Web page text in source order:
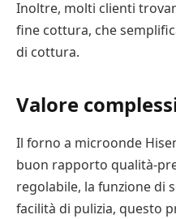
Inoltre, molti clienti
fine cottura, che
di cottura.
Valore
Il forno a microonde
buon rapporto qualità-
regolabile, la funzione di
facilità di pulizia, questo